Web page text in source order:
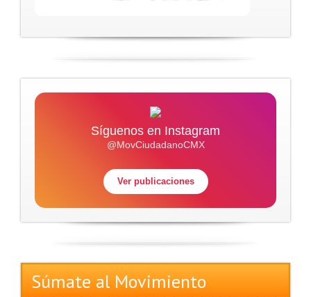
Síguenos en Instagram
@MovCiudadanoCMX
Ver publicaciones
Súmate al Movimiento